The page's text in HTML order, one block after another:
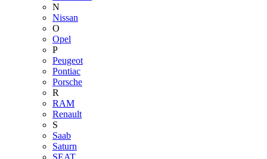
N
Nissan
O
Opel
P
Peugeot
Pontiac
Porsche
R
RAM
Renault
S
Saab
Saturn
SEAT